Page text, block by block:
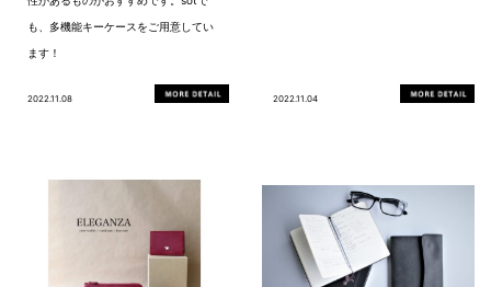
も、多機能キーケースをご用意してい
ます！
2022.11.08 2022.11.04